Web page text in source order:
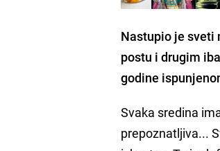
Nastupio je sveti
postu i drugim
godine
Svaka sredina
prepoznatljiva...